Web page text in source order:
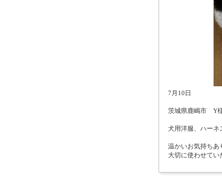
7月10日
茨城県鹿嶋市 Y
犬用洋服、ハーネ
温かいお気持ちあ
大切に使わせてい